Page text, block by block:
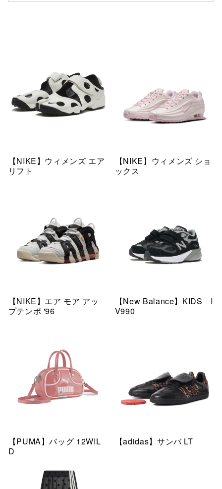
【NIKE】ウィメンズ エア
リフト
【NIKE】ウィメンズ ショ
ックス
【NIKE】エア モア アッ
プテンポ '96
【New Balance】KIDS I
V990
【PUMA】バッグ 12WIL
D
【adidas】サンバ LT